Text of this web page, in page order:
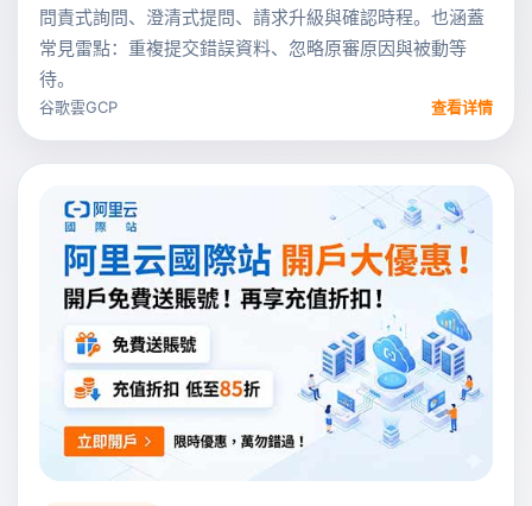
問責式詢問、澄清式提問、請求升級與確認時程。也涵蓋
常見雷點：重複提交錯誤資料、忽略原審原因與被動等
待。
谷歌雲GCP 查看详情